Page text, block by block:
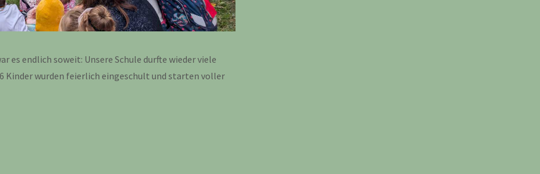
es endlich soweit: Unsere Schule durfte wieder viele
Kinder wurden feierlich eingeschult und starten voller